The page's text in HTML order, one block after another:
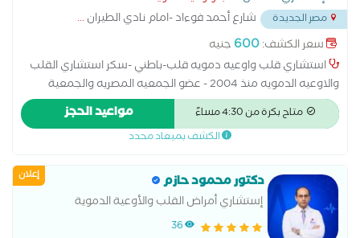
مصر الجديدة شارع أحمد فوءاد -امام نادي الطيران...
سعر الكشف:600 جنيه
استشاري قلب واوعيه دمويه قلب-باطني -سكر استشاري القلب
والاوعيه الدمويه منذ 2004 - عضو الجمعيه المصريه والجمعية
الاوربيه للقلب زماله القلب والصدر من كيلافلاند كلينك - امريكا -
اوهايو استشاري قلب واوعيه دمويه -باطني-سكر
متاح بكرة من 4:30 مساءً مواعيد الحجز
الكشف بميعاد محدد
إعلان دكتور محمود حازم
إستشاري أمراض القلب والأوعية الدموية
والقسطرة القلبية36